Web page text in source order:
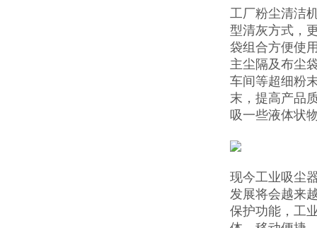
工厂粉尘清洁
型清灰方式，
袋组合方便使
主尘隔及布尘
车间等超细粉
末，提高产品
吸一些液体状
现今工业吸尘
发展将会越来
保护功能，工